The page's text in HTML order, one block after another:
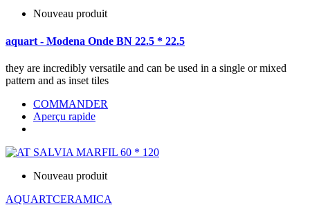
Nouveau produit
aquart - Modena Onde BN 22.5 * 22.5
they are incredibly versatile and can be used in a single or mixed
pattern and as inset tiles
COMMANDER
Aperçu rapide
Nouveau produit
AQUARTCERAMICA